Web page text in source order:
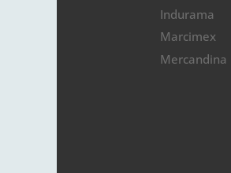
Indurama
Marcimex
Mercandina